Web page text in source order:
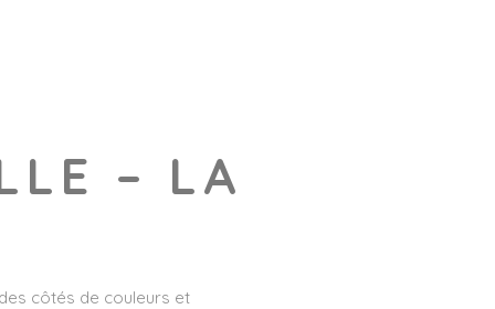
– LA
côtés de couleurs et